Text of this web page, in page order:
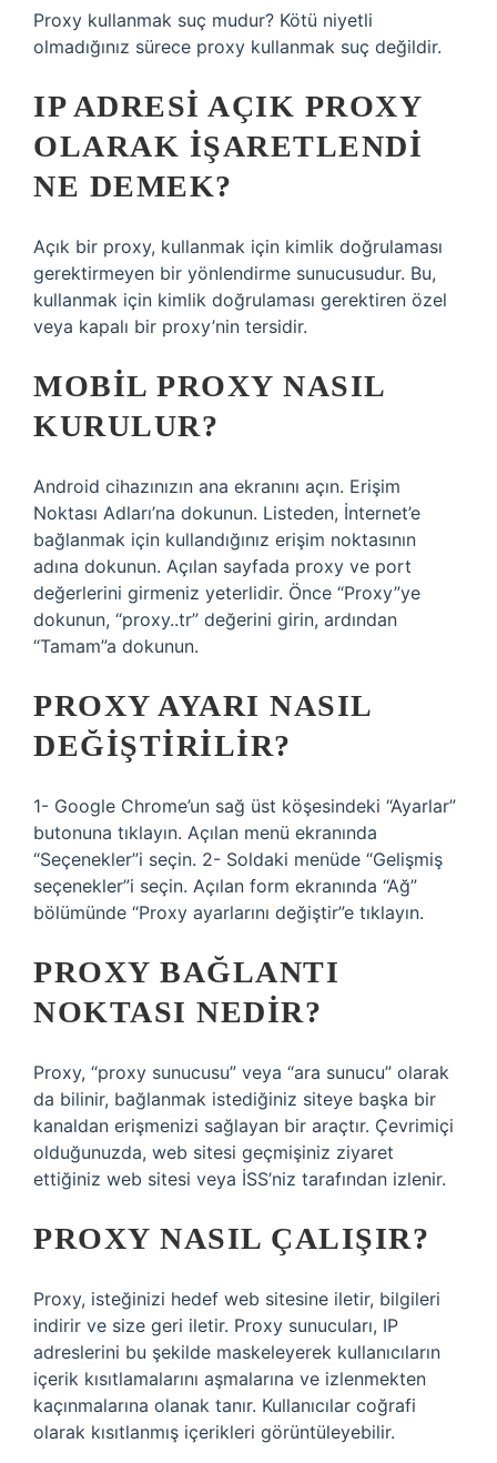
Proxy kullanmak suç mudur? Kötü niyetli
olmadığınız sürece proxy kullanmak suç değildir.
IP ADRESI AÇIK PROXY
OLARAK IŞARETLENDI
NE DEMEK?
Açık bir proxy, kullanmak için kimlik doğrulaması
gerektirmeyen bir yönlendirme sunucusudur. Bu,
kullanmak için kimlik doğrulaması gerektiren özel
veya kapalı bir proxy’nin tersidir.
MOBIL PROXY NASIL
KURULUR?
Android cihazınızın ana ekranını açın. Erişim
Noktası Adları’na dokunun. Listeden, İnternet’e
bağlanmak için kullandığınız erişim noktasının
adına dokunun. Açılan sayfada proxy ve port
değerlerini girmeniz yeterlidir. Önce “Proxy”ye
dokunun, “proxy..tr” değerini girin, ardından
“Tamam”a dokunun.
PROXY AYARI NASIL
DEĞIŞTIRILIR?
1- Google Chrome’un sağ üst köşesindeki “Ayarlar”
butonuna tıklayın. Açılan menü ekranında
“Seçenekler”i seçin. 2- Soldaki menüde “Gelişmiş
seçenekler”i seçin. Açılan form ekranında “Ağ”
bölümünde “Proxy ayarlarını değiştir”e tıklayın.
PROXY BAĞLANTI
NOKTASI NEDIR?
Proxy, “proxy sunucusu” veya “ara sunucu” olarak
da bilinir, bağlanmak istediğiniz siteye başka bir
kanaldan erişmenizi sağlayan bir araçtır. Çevrimiçi
olduğunuzda, web sitesi geçmişiniz ziyaret
ettiğiniz web sitesi veya İSS’niz tarafından izlenir.
PROXY NASIL ÇALIŞIR?
Proxy, isteğinizi hedef web sitesine iletir, bilgileri
indirir ve size geri iletir. Proxy sunucuları, IP
adreslerini bu şekilde maskeleyerek kullanıcıların
içerik kısıtlamalarını aşmalarına ve izlenmekten
kaçınmalarına olanak tanır. Kullanıcılar coğrafi
olarak kısıtlanmış içerikleri görüntüleyebilir.